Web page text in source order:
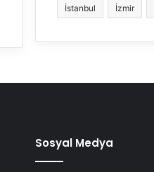
İstanbul İzmir
Sosyal Medya